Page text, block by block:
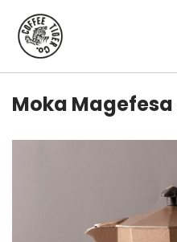
Moka